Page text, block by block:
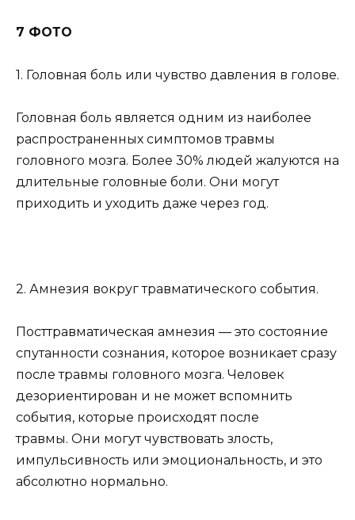
7 ФОТО
1. Головная боль или чувство давления в голове.
Головная боль является одним из наиболее
распространенных симптомов травмы
головного мозга. Более 30% людей жалуются на
длительные головные боли. Они могут
приходить и уходить даже через год.
2. Амнезия вокруг травматического события.
Посттравматическая амнезия — это состояние
спутанности сознания, которое возникает сразу
после травмы головного мозга. Человек
дезориентирован и не может вспомнить
события, которые происходят после
травмы. Они могут чувствовать злость,
импульсивность или эмоциональность, и это
абсолютно нормально.